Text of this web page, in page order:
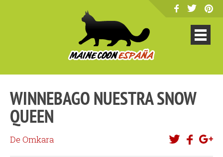
WINNEBAGO NUESTRA SNOW
QUEEN
De Omkara